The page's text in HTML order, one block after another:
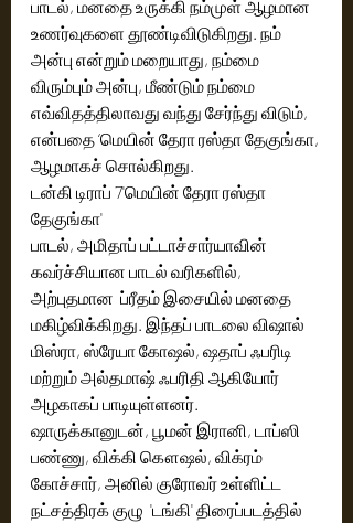
பாடல், மனதை உருக்கி நம்முள் ஆழமான
உணர்வுகளை தூண்டிவிடுகிறது. நம்
அன்பு என்றும் மறையாது, நம்மை
விரும்பும் அன்பு, மீண்டும் நம்மை
எவ்விதத்திலாவது வந்து சேர்ந்து விடும்,
என்பதை ‘மெயின் தேரா ரஸ்தா தேகுங்கா,
ஆழமாகச் சொல்கிறது.
டன்கி டிராப் 7'மெயின் தேரா ரஸ்தா
தேகுங்கா'
பாடல், அமிதாப் பட்டாச்சார்யாவின்
கவர்ச்சியான பாடல் வரிகளில்,
அற்புதமான  ப்ரீதம் இசையில் மனதை
மகிழ்விக்கிறது. இந்தப் பாடலை விஷால்
மிஸ்ரா, ஸ்ரேயா கோஷல், ஷதாப் ஃபரிடி
மற்றும் அல்தமாஷ் ஃபரிதி ஆகியோர்
அழகாகப் பாடியுள்ளனர்.
ஷாருக்கானுடன், பூமன் இரானி, டாப்ஸி
பண்ணு, விக்கி கௌஷல், விக்ரம்
கோச்சார், அனில் குரோவர் உள்ளிட்ட
நட்சத்திரக் குழு  'டங்கி' திரைப்படத்தில்